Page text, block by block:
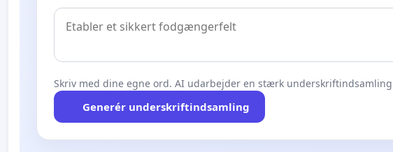
Skriv med dine egne ord. AI udarbejder en stærk
Generér underskriftindsamling